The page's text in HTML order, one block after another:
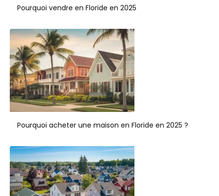
Pourquoi vendre en Floride en 2025
Pourquoi acheter une maison en Floride en 2025 ?